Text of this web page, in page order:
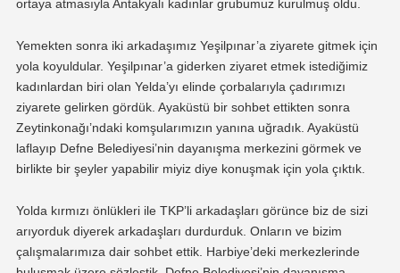
ortaya atmasıyla Antakyalı kadınlar grubumuz kurulmuş oldu.
Yemekten sonra iki arkadaşımız Yeşilpınar’a ziyarete gitmek için
yola koyuldular. Yeşilpınar’a giderken ziyaret etmek istediğimiz
kadınlardan biri olan Yelda’yı elinde çorbalarıyla çadırımızı
ziyarete gelirken gördük. Ayaküstü bir sohbet ettikten sonra
Zeytinkonağı’ndaki komşularımızın yanına uğradık. Ayaküstü
laflayıp Defne Belediyesi’nin dayanışma merkezini görmek ve
birlikte bir şeyler yapabilir miyiz diye konuşmak için yola çıktık.
Yolda kırmızı önlükleri ile TKP’li arkadaşları görünce biz de sizi
arıyorduk diyerek arkadaşları durdurduk. Onların ve bizim
çalışmalarımıza dair sohbet ettik. Harbiye’deki merkezlerinde